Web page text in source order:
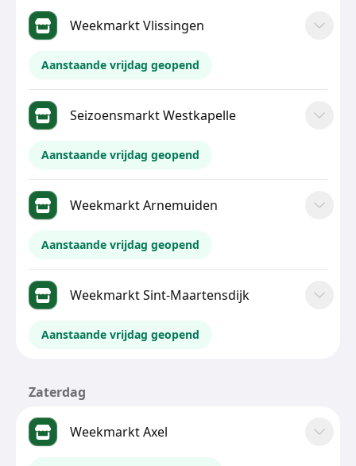
Weekmarkt Vlissingen
Aanstaande vrijdag geopend
Seizoensmarkt Westkapelle
Aanstaande vrijdag geopend
Weekmarkt Arnemuiden
Aanstaande vrijdag geopend
Weekmarkt Sint-Maartensdijk
Aanstaande vrijdag geopend
Zaterdag
Weekmarkt Axel